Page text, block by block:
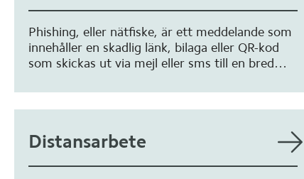
Phishing, eller nätfiske, är ett meddelande som
innehåller en skadlig länk, bilaga eller QR-kod
som skickas ut via mejl eller sms till en bred
klicka. Men tänk efter innan du agerar.
Distansarbete